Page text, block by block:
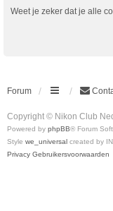
Weet je zeker dat je alle
Forum
Copyright © Nikon Club
Powered by phpBB® Forum
Style we_universal created by
Privacy Gebruikersvoorwaarden